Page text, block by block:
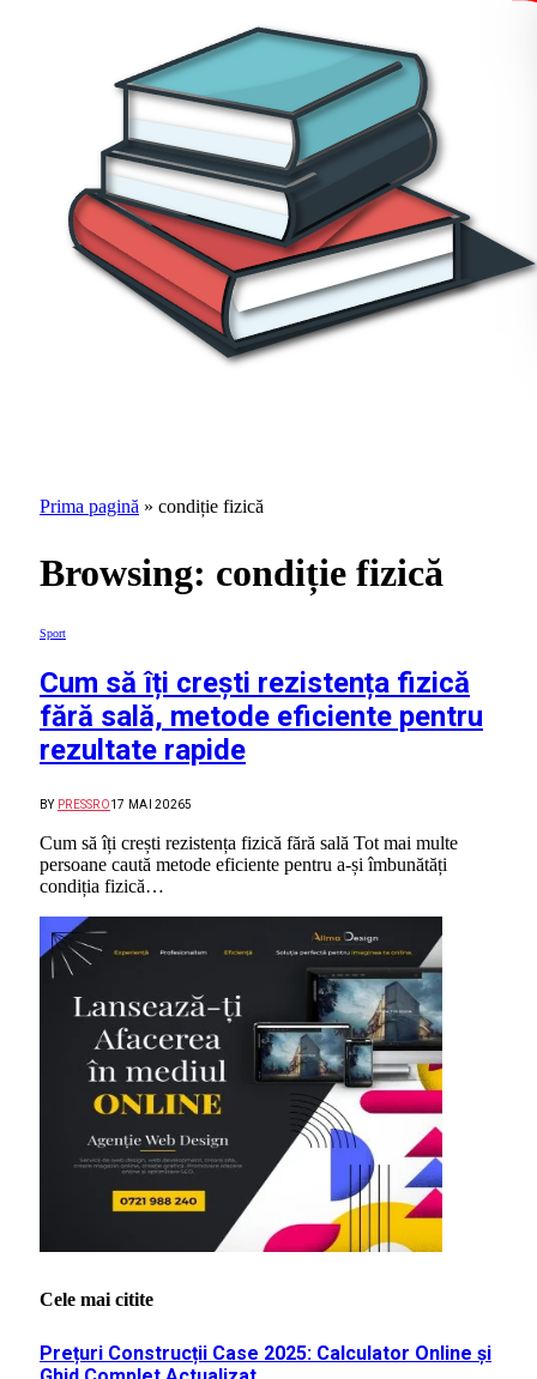
Prima pagină » condiție fizică
Browsing: condiție fizică
Sport
Cum să îți crești rezistența fizică
fără sală, metode eficiente pentru
rezultate rapide
BY PRESSRO17 MAI 20265
Cum să îți crești rezistența fizică fără sală Tot mai multe
persoane caută metode eficiente pentru a-și îmbunătăți
condiția fizică…
Cele mai citite
Prețuri Construcții Case 2025: Calculator Online și